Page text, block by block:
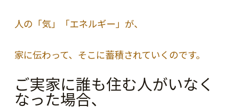
人の「気」「エネルギー」が、
家に伝わって、そこに蓄積されていくのです。
ご実家に誰も住む人がいなく
なった場合、